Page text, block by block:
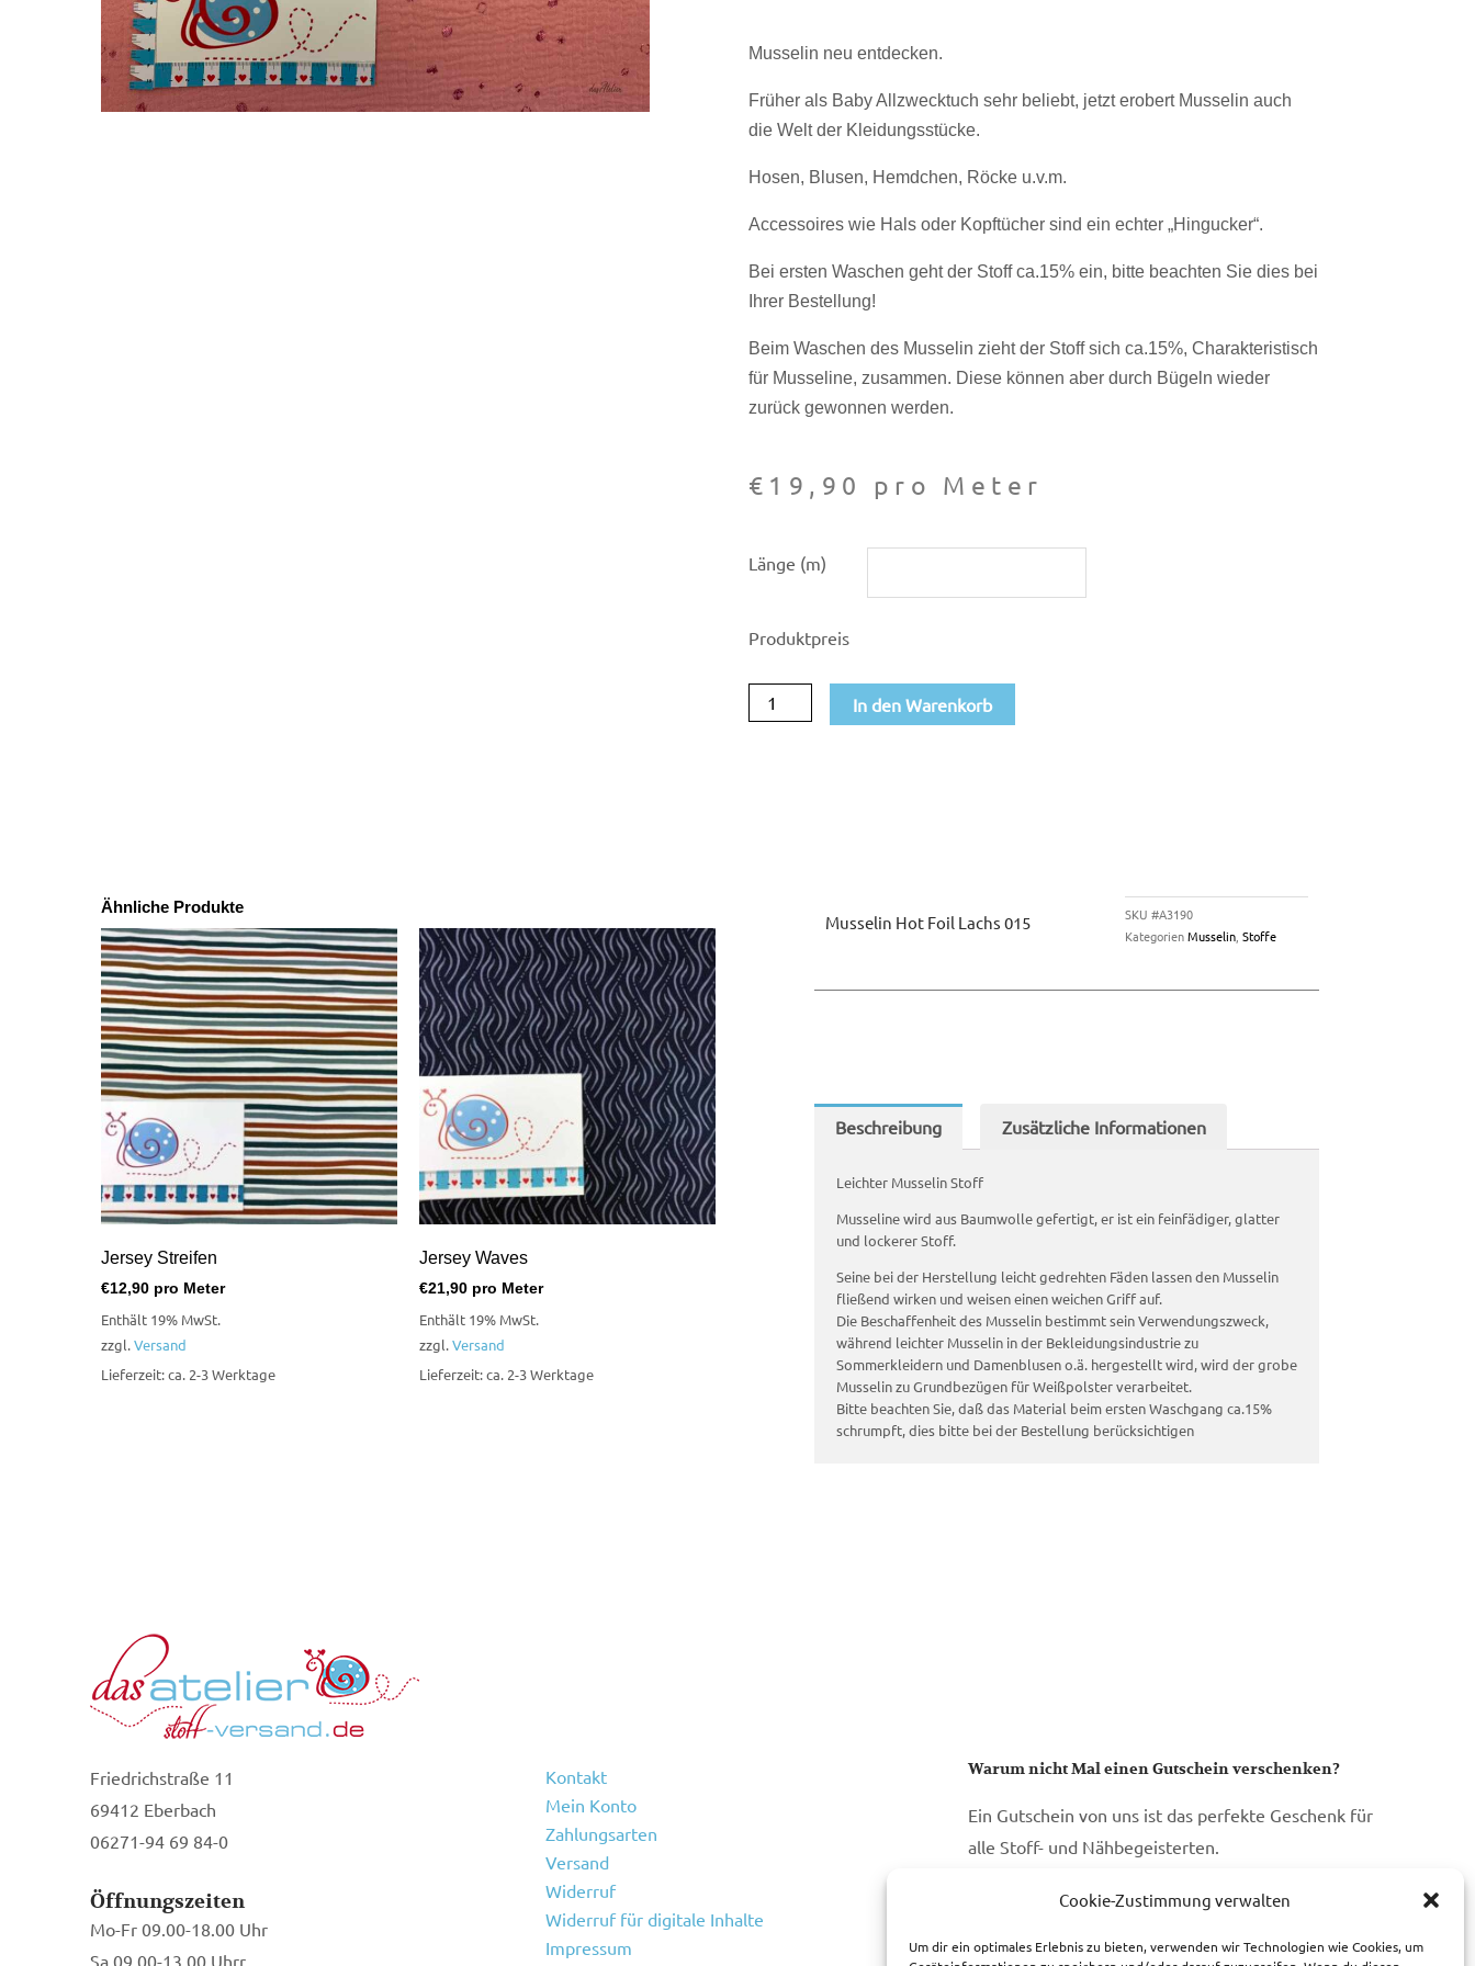
Cookie-Zustimmung verwalten
Um dir ein optimales Erlebnis zu bieten, verwenden wir Technologien wie Cookies, um
Musselin neu entdecken.
Früher als Baby Allzwecktuch sehr beliebt, jetzt erobert Musselin auch
die Welt der Kleidungsstücke.
Hosen, Blusen, Hemdchen, Röcke u.v.m.
Accessoires wie Hals oder Kopftücher sind ein echter „Hingucker“.
Bei ersten Waschen geht der Stoff ca.15% ein, bitte beachten Sie dies bei
Ihrer Bestellung!
Beim Waschen des Musselin zieht der Stoff sich ca.15%, Charakteristisch
für Musseline, zusammen. Diese können aber durch Bügeln wieder
zurück gewonnen werden.
€ 19,90 pro Meter
Länge (m)
Produktpreis
lachs
Menge
In den Warenkorb
Ähnliche Produkte
Jersey Streifen
€12,90 pro Meter
Enthält 19% MwSt.
zzgl.Versand
Lieferzeit: ca. 2-3 Werktage
Jersey Waves
€21,90 pro Meter
Enthält 19% MwSt.
zzgl.Versand
Lieferzeit: ca. 2-3 Werktage
Musselin Hot Foil Lachs 015 SKU #A3190
Kategorien Musselin, Stoffe
Beschreibung Zusätzliche Informationen
Leichter Musselin Stoff
Musseline wird aus Baumwolle gefertigt, er ist ein feinfädiger, glatter
und lockerer Stoff.
Seine bei der Herstellung leicht gedrehten Fäden lassen den Musselin
fließend wirken und weisen einen weichen Griff auf.
Die Beschaffenheit des Musselin bestimmt sein Verwendungszweck,
während leichter Musselin in der Bekleidungsindustrie zu
Sommerkleidern und Damenblusen o.ä. hergestellt wird, wird der grobe
Musselin zu Grundbezügen für Weißpolster verarbeitet.
Bitte beachten Sie, daß das Material beim ersten Waschgang ca.15%
schrumpft, dies bitte bei der Bestellung berücksichtigen
Friedrichstraße 11
69412 Eberbach
06271-94 69 84-0
Öffnungszeiten
Mo-Fr 09.00-18.00 Uhr
Sa 09.00-13.00 Uhrr
Kontakt
Mein Konto
Zahlungsarten
Versand
Widerruf
Widerruf für digitale Inhalte
Impressum
Warum nicht Mal einen Gutschein verschenken?
Ein Gutschein von uns ist das perfekte Geschenk für
alle Stoff- und Nähbegeisterten.